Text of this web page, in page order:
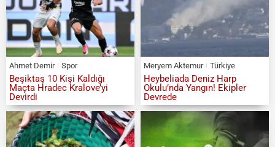
Ahmet Demir Spor
Beşiktaş 10 Kişi Kaldığı
Maçta Hradec Kralove’yi
Devirdi
Meryem Aktemur Türkiye
Heybeliada Deniz Harp
Okulu’nda Yangın! Ekipler
Devrede